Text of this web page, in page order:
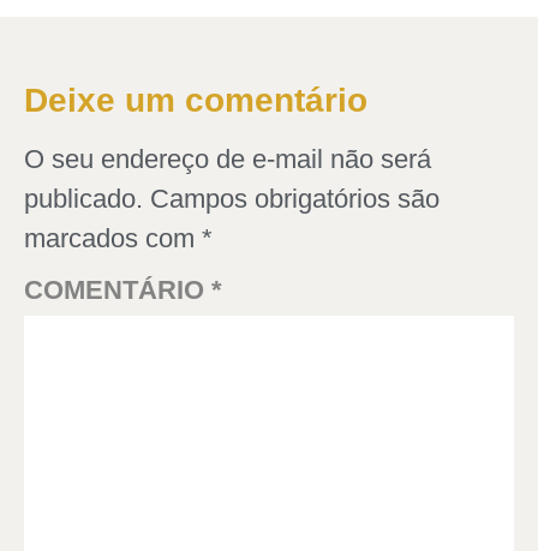
Deixe um comentário
O seu endereço de e-mail não será
publicado. Campos obrigatórios são
marcados com *
COMENTÁRIO *